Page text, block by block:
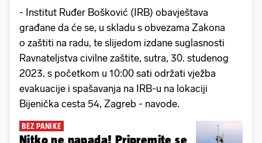
- Institut Ruđer Bošković (IRB) obavještava
građane da će se, u skladu s obvezama Zakona
o zaštiti na radu, te slijedom izdane suglasnosti
Ravnateljstva civilne zaštite, sutra, 30. studenog
2023. s početkom u 10:00 sati održati vježba
evakuacije i spašavanja na IRB-u na lokaciji
Bijenička cesta 54, Zagreb - navode.
BEZ PANIKE
Nitko ne napada! Pripremite se